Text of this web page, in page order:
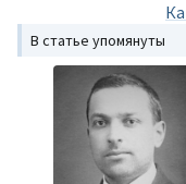
В статье упомянуты